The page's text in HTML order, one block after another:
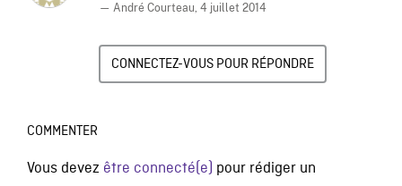
— André Courteau, 4 juillet 2014
CONNECTEZ-VOUS POUR RÉPONDRE
COMMENTER
Vous devez être connecté(e) pour rédiger un